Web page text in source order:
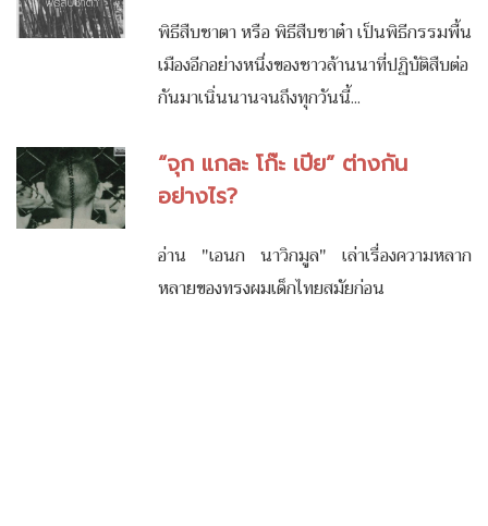
พิธีสืบชาตา หรือ พิธีสืบชาต๋า เป็นพิธีกรรมพื้น
เมืองอีกอย่างหนึ่งของชาวล้านนาที่ปฏิบัติสืบต่อ
กันมาเนิ่นนานจนถึงทุกวันนี้...
“จุก แกละ โก๊ะ เปีย” ต่างกัน
อย่างไร?
อ่าน "เอนก นาวิกมูล" เล่าเรื่องความหลาก
หลายของทรงผมเด็กไทยสมัยก่อน